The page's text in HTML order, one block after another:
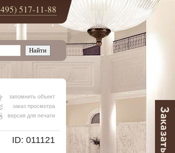
517-11-88
запомнить объект
заказ просмотра
версия для печати
ID: 011121